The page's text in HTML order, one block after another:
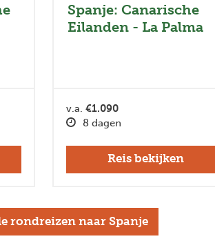
Spanje: Canarische
Eilanden - La Palma
v.a. €1.090
8 dagen
Reis bekijken
rondreizen naar Spanje